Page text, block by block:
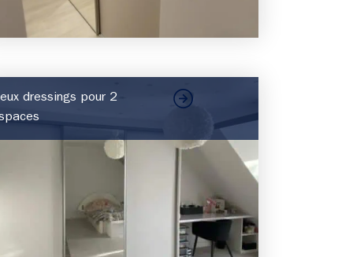
dressings pour 2